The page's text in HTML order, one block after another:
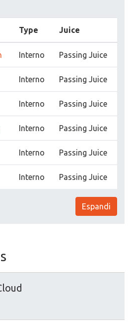
Type Juice
Interno Passing Juice
Interno Passing Juice
Interno Passing Juice
Interno Passing Juice
Interno Passing Juice
Interno Passing Juice
Espandi